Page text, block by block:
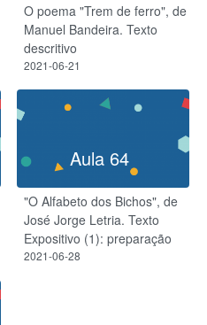
O poema "Trem de ferro", de
Manuel Bandeira. Texto
descritivo
2021-06-21
Aula 64
"O Alfabeto dos Bichos", de
José Jorge Letria. Texto
Expositivo (1): preparação
2021-06-28